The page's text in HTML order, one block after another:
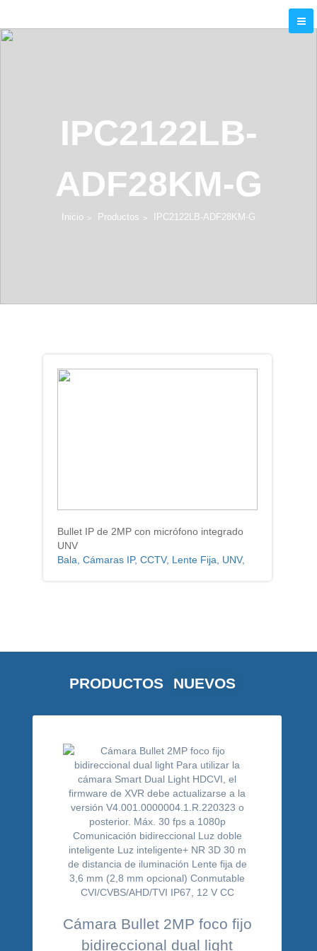
IPC2122LB-
ADF28KM-G
Inicio Productos IPC2122LB-ADF28KM-G
Bullet IP de 2MP con micrófono integrado
UNV
Bala, Cámaras IP, CCTV, Lente Fija, UNV,
PRODUCTOS NUEVOS
Cámara Bullet 2MP foco fijo
bidireccional dual light